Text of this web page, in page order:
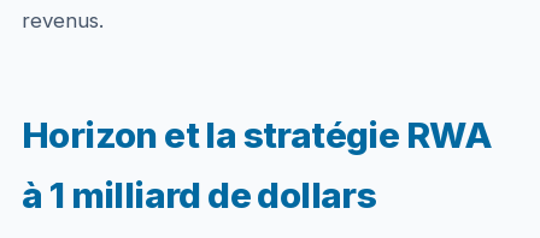
revenus.
Horizon et la stratégie RWA
à 1 milliard de dollars